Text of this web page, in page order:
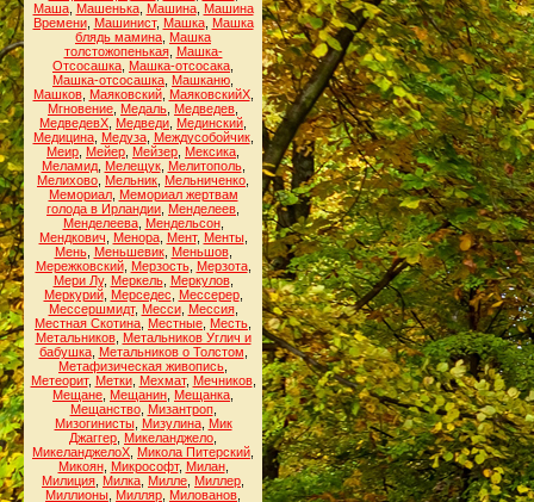
Маша, Машенька, Машина, Машина
Времени, Машинист, Машка, Машка
блядь мамина Машка
толстожопенькая, Машка-
Отсосашка Машка-отсосака
Машка-отсосашка Машканю
Машков, Маяковский, МаяковскийХ,
Мгновение Медаль Медведев
МедведевХ Медведи Мединский
Медицина, Медуза, Междусобойчик,
Меир Мейер Мейзер Мексика
Меламид, Мелещук, Мелитополь,
Мелихово Мельник Мельниченко
Мемориал, Мемориал жертвам
голода в Ирландии Менделеев
Менделеева, Мендельсон,
Мендкович
Менора, Мент, Менты,
Мень, Меньшевик, Меньшов,
Мережковский, Мерзость, Мерзота,
Мери Лу, Меркель, Меркулов,
Меркурий, Мерседес Мессерер,
Мессершмидт, Месси, Мессия,
Местная Скотина Местные Месть
Метальников, Метальников Углич и
бабушка, Метальников о Толстом
Метафизическая живопись
Метеорит, Метки, Мехмат, Мечников,
Мещане Мещанин Мещанка
Мещанство, Мизантроп,
Мизогинисты, Мизулина, Мик
Джаггер Микеланджело
МикеланджелоХ Микола Питерский
Микоян, Микрософт, Милан,
Милиция Милка Милле Миллер
Миллионы Милляр Милованов